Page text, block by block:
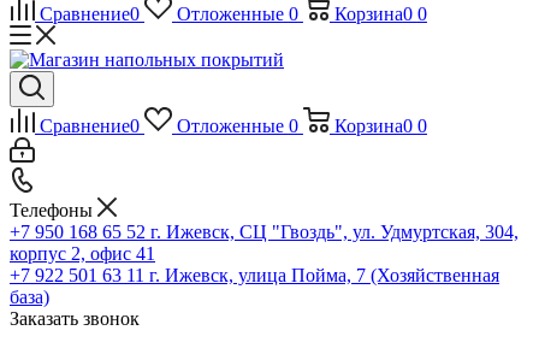
Сравнение0 Отложенные 0 Корзина0 0
Сравнение0 Отложенные 0 Корзина0 0
Телефоны
+7 950 168 65 52 г. Ижевск, СЦ "Гвоздь", ул. Удмуртская, 304,
корпус 2, офис 41
+7 922 501 63 11 г. Ижевск, улица Пойма, 7 (Хозяйственная
база)
Заказать звонок